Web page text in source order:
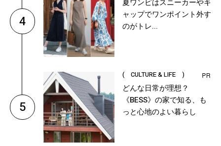
4
夏ワンピはスニーカーやキ
ャップでワンポイント外す
のがトレ...
5
( CULTURE & LIFE )
どんな日常が理想？
《BESS》の家で知る、も
っと心地のよい暮らし